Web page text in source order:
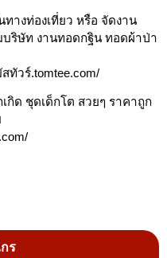
ทางท่องเที่ยว หรือ จัดงาน
ริษัท งานทอดกฐิน ทอดผ้าป่า
สทัวร์.tomtee.com/
กิด ชุดเด็กโต สวยๆ ราคาถูก
กร